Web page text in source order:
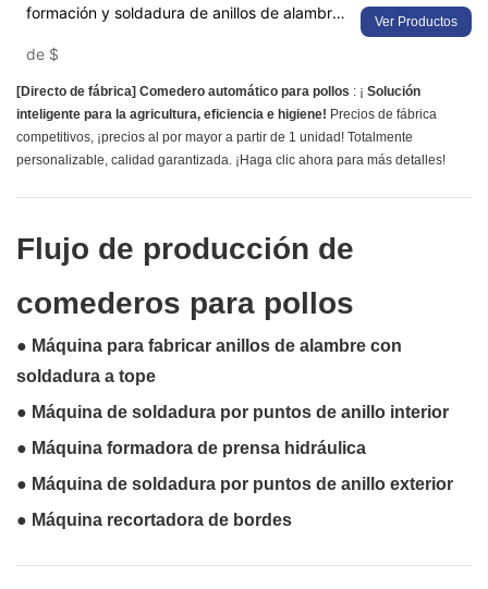
formación y soldadura de anillos de alambre
de $
Ver Productos
[Directo de fábrica] Comedero automático para pollos : ¡ Solución
inteligente para la agricultura, eficiencia e higiene! Precios de fábrica
competitivos, ¡precios al por mayor a partir de 1 unidad! Totalmente
personalizable, calidad garantizada. ¡Haga clic ahora para más detalles!
Flujo de producción de
comederos para pollos
● Máquina para fabricar anillos de alambre con
soldadura a tope
● Máquina de soldadura por puntos de anillo interior
● Máquina formadora de prensa hidráulica
● Máquina de soldadura por puntos de anillo exterior
● Máquina recortadora de bordes